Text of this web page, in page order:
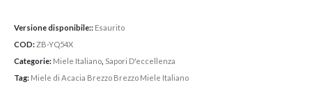
Versione disponibile:: Esaurito
COD:ZB-YQ54X
Categorie: Miele Italiano Sapori D'eccellenza
Tag: Miele di Acacia Brezzo Brezzo Miele Italiano